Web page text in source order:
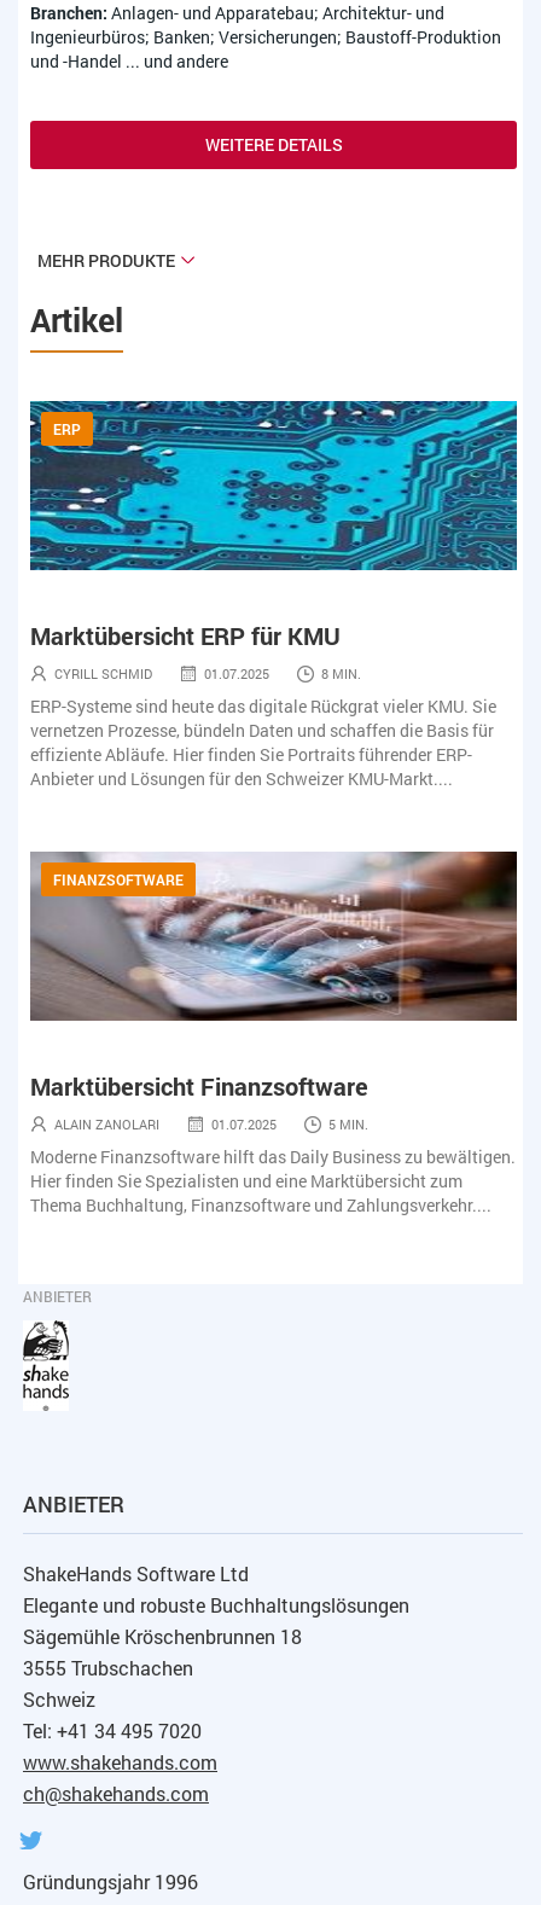
Branchen: Anlagen- und Apparatebau; Architektur- und
Ingenieurbüros; Banken; Versicherungen; Baustoff-Produktion
und -Handel ... und andere
WEITERE DETAILS
MEHR PRODUKTE
Artikel
ERP
Marktübersicht ERP für KMU
CYRILL SCHMID 01.07.2025 8 MIN.
ERP-Systeme sind heute das digitale Rückgrat vieler KMU. Sie
vernetzen Prozesse, bündeln Daten und schaffen die Basis für
effiziente Abläufe. Hier finden Sie Portraits führender ERP-
Anbieter und Lösungen für den Schweizer KMU-Markt....
FINANZSOFTWARE
Marktübersicht Finanzsoftware
ALAIN ZANOLARI 01.07.2025 5 MIN.
Moderne Finanzsoftware hilft das Daily Business zu bewältigen.
Hier finden Sie Spezialisten und eine Marktübersicht zum
Thema Buchhaltung, Finanzsoftware und Zahlungsverkehr....
ANBIETER
ANBIETER
ShakeHands Software Ltd
Elegante und robuste Buchhaltungslösungen
Sägemühle Kröschenbrunnen 18
3555 Trubschachen
Schweiz
Tel: +41 34 495 7020
www.shakehands.com
ch@shakehands.com
Gründungsjahr 1996